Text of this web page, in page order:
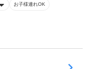
お子様連れOK